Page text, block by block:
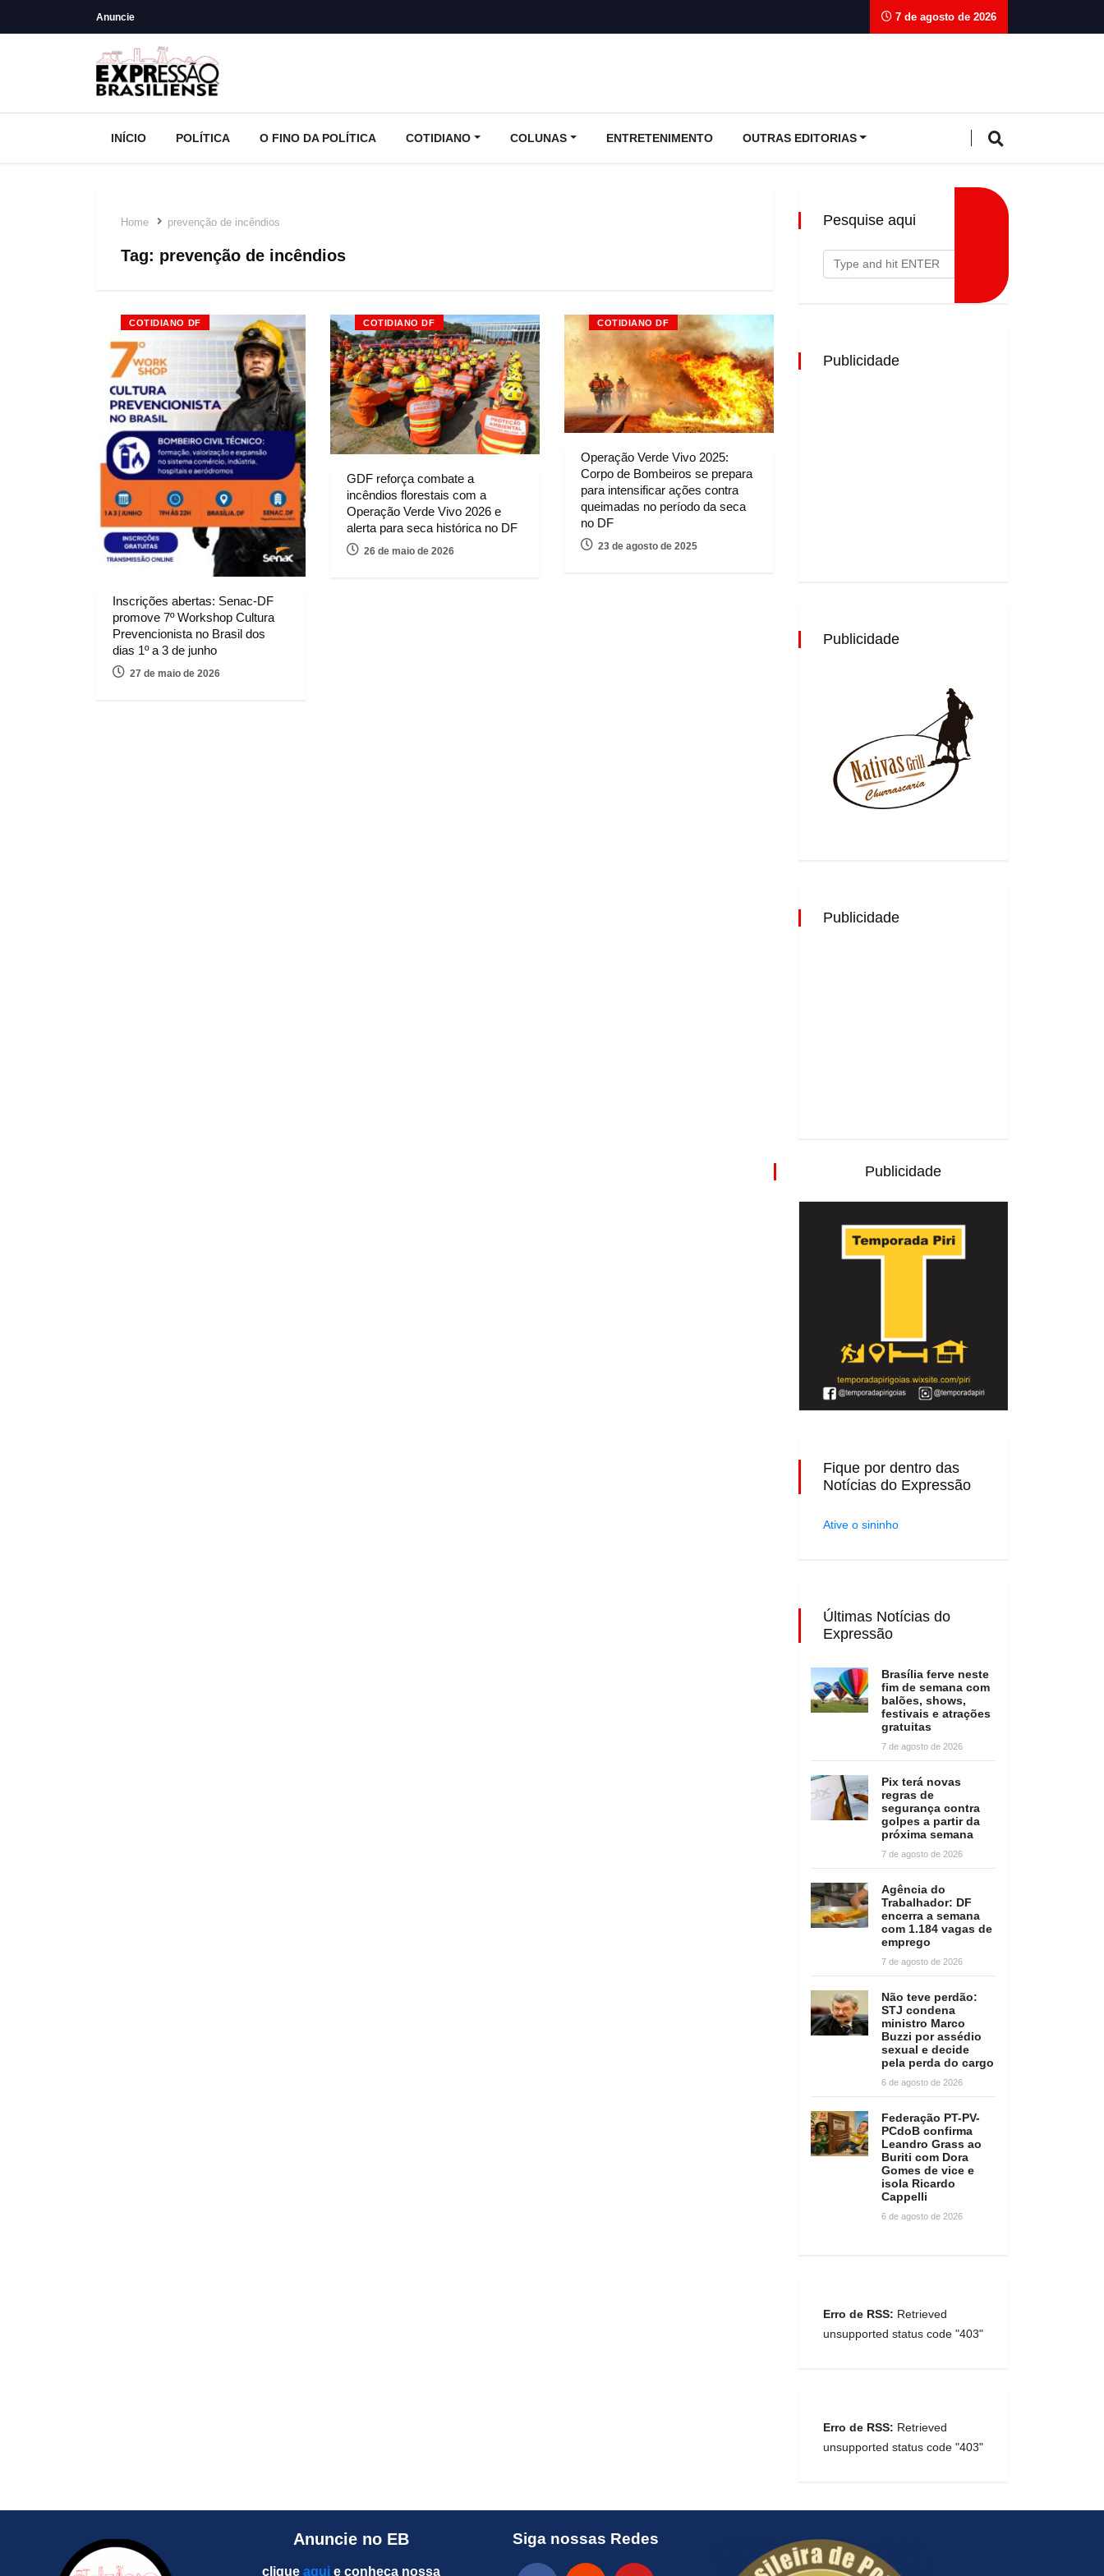
Anuncie 7 de agosto de 2026
INÍCIO POLÍTICA O FINO DA POLÍTICA COTIDIANO COLUNAS ENTRETENIMENTO OUTRAS EDITORIAS
Home prevenção de incêndios
Tag: prevenção de incêndios
COTIDIANO DF
Inscrições abertas: Senac-DF
promove 7º Workshop Cultura
Prevencionista no Brasil dos
dias 1º a 3 de junho
27 de maio de 2026
COTIDIANO DF
GDF reforça combate a
incêndios florestais com a
Operação Verde Vivo 2026 e
alerta para seca histórica no DF
26 de maio de 2026
COTIDIANO DF
Operação Verde Vivo 2025:
Corpo de Bombeiros se prepara
para intensificar ações contra
queimadas no período da seca
no DF
23 de agosto de 2025
Pesquise aqui
Publicidade
Publicidade
Publicidade
Publicidade
Fique por dentro das
Notícias do Expressão
Ative o sininho
Últimas Notícias do
Expressão
Brasília ferve neste
fim de semana com
balões, shows,
festivais e atrações
gratuitas
7 de agosto de 2026
Pix terá novas
regras de
segurança contra
golpes a partir da
próxima semana
7 de agosto de 2026
Agência do
Trabalhador: DF
encerra a semana
com 1.184 vagas de
emprego
7 de agosto de 2026
Não teve perdão:
STJ condena
ministro Marco
Buzzi por assédio
sexual e decide
pela perda do cargo
6 de agosto de 2026
Federação PT-PV-
PCdoB confirma
Leandro Grass ao
Buriti com Dora
Gomes de vice e
isola Ricardo
Cappelli
6 de agosto de 2026
Erro de RSS: Retrieved
unsupported status code "403"
Erro de RSS: Retrieved
unsupported status code "403"
Anuncie no EB
clique aqui e conheça nossa
Siga nossas Redes